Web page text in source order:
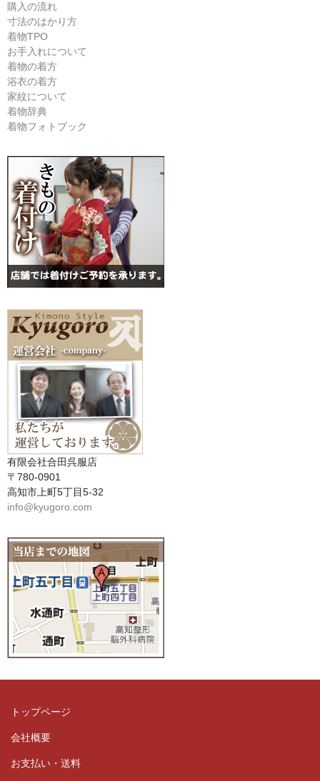
購入の流れ
寸法のはかり方
着物TPO
お手入れについて
着物の着方
浴衣の着方
家紋について
着物辞典
着物フォトブック
有限会社合田呉服店
〒780-0901
高知市上町5丁目5-32
info@kyugoro.com
トップページ
会社概要
お支払い・送料